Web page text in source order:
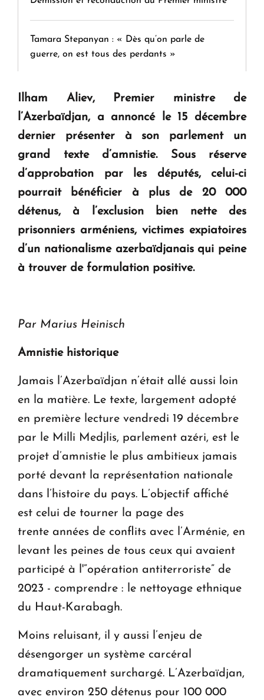
Tamara Stepanyan : « Dès qu’on parle de
guerre, on est tous des perdants »
" Tant qu'il n'existe pas d'alternative concrète, la
KASA : 30 ans d'audace, de résilience et d'avenir
en Arménie
Le premier hôtel Hyatt Regency d'Arménie
ouvrira ses portes à Dilijan
Ilham Aliev, Premier ministre de
l’Azerbaïdjan, a annoncé le 15 décembre
dernier présenter à son parlement un
grand texte d’amnistie. Sous réserve
d’approbation par les députés, celui-ci
pourrait bénéficier à plus de 20 000
détenus, à l’exclusion bien nette des
prisonniers arméniens, victimes expiatoires
d’un nationalisme azerbaïdjanais qui peine
à trouver de formulation positive.
Par Marius Heinisch
Amnistie historique
Jamais l’Azerbaïdjan n’était allé aussi loin
en la matière. Le texte, largement adopté
en première lecture vendredi 19 décembre
par le Milli Medjlis, parlement azéri, est le
projet d’amnistie le plus ambitieux jamais
porté devant la représentation nationale
dans l’histoire du pays. L’objectif affiché
est celui de tourner la page des
trente années de conflits avec l’Arménie, en
levant les peines de tous ceux qui avaient
participé à l'”opération antiterroriste” de
2023 - comprendre : le nettoyage ethnique
du Haut-Karabagh.
Moins reluisant, il y aussi l’enjeu de
désengorger un système carcéral
dramatiquement surchargé. L’Azerbaïdjan,
avec environ 250 détenus pour 100 000